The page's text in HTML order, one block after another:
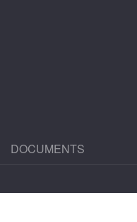
DOCUMENTS